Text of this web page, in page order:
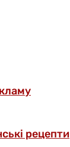
рецепти